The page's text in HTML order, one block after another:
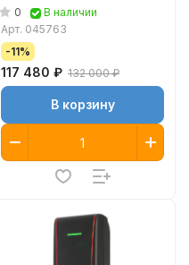
0
В наличии
Арт. 045763
-11%
117 480 ₽ 132 000 ₽
В корзину